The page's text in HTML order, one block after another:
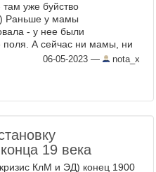
там уже буйство
Раньше у мамы
- у нее были
поля. А сейчас ни мамы, ни
какие-то милые люди.
луковок в
06-05-2023 — nota_x
19 века
КлМ и ЭД) конец 1900